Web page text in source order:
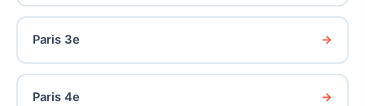
Paris 3e
Paris 4e